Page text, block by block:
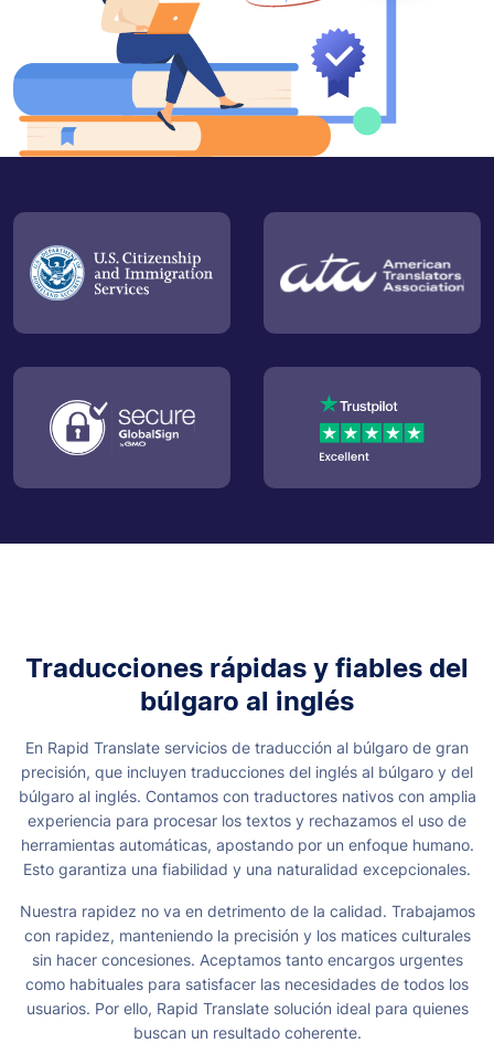
Traducciones rápidas y fiables del
búlgaro al inglés
En Rapid Translate servicios de traducción al búlgaro de gran
precisión, que incluyen traducciones del inglés al búlgaro y del
búlgaro al inglés. Contamos con traductores nativos con amplia
experiencia para procesar los textos y rechazamos el uso de
herramientas automáticas, apostando por un enfoque humano.
Esto garantiza una fiabilidad y una naturalidad excepcionales.
Nuestra rapidez no va en detrimento de la calidad. Trabajamos
con rapidez, manteniendo la precisión y los matices culturales
sin hacer concesiones. Aceptamos tanto encargos urgentes
como habituales para satisfacer las necesidades de todos los
usuarios. Por ello, Rapid Translate solución ideal para quienes
buscan un resultado coherente.